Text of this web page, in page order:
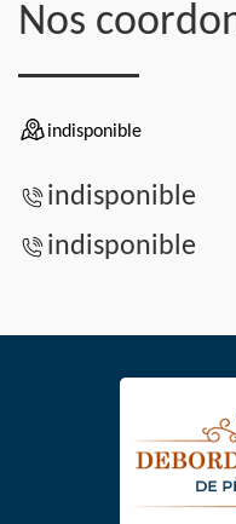
Nos
indisponible
indisponible
indisponible